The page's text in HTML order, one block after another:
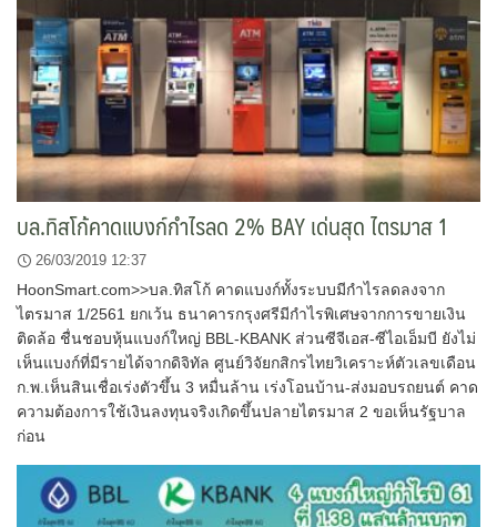
บล.ทิสโก้คาดแบงก์กำไรลด 2% BAY เด่นสุด ไตรมาส 1
26/03/2019 12:37
HoonSmart.com>>บล.ทิสโก้ คาดแบงก์ทั้งระบบมีกำไรลดลงจาก
ไตรมาส 1/2561 ยกเว้น ธนาคารกรุงศรีมีกำไรพิเศษจากการขายเงิน
ติดล้อ ชื่นชอบหุ้นแบงก์ใหญ่ BBL-KBANK ส่วนซีจีเอส-ซีไอเอ็มบี ยังไม่
เห็นแบงก์ที่มีรายได้จากดิจิทัล ศูนย์วิจัยกสิกรไทยวิเคราะห์ตัวเลขเดือน
ก.พ.เห็นสินเชื่อเร่งตัวขึ้น 3 หมื่นล้าน เร่งโอนบ้าน-ส่งมอบรถยนต์ คาด
ความต้องการใช้เงินลงทุนจริงเกิดขึ้นปลายไตรมาส 2 ขอเห็นรัฐบาล
ก่อน